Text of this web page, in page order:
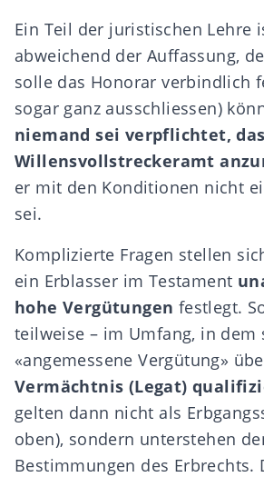
Ein Teil der juristischen Lehre
abweichend der Auffassung,
solle das Honorar verbindlich
sogar ganz ausschliessen)
niemand sei verpflichtet, das
Willensvollstreckeramt
er mit den Konditionen nicht
sei.
Komplizierte Fragen stellen
ein Erblasser im Testament
hohe Vergütungen festlegt.
teilweise – im Umfang, in dem
«angemessene Vergütung»
Vermächtnis (Legat)
gelten dann nicht als
oben), sondern unterstehen
Bestimmungen des Erbrechts.